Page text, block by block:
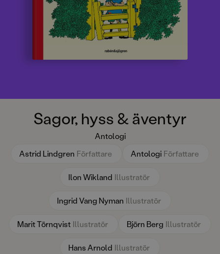
Sagor, hyss & äventyr
Antologi
Astrid Lindgren Författare Antologi Författare
Ilon Wikland Illustratör
Ingrid Vang Nyman Illustratör
Marit Törnqvist Illustratör Björn Berg Illustratör
Hans Arnold Illustratör